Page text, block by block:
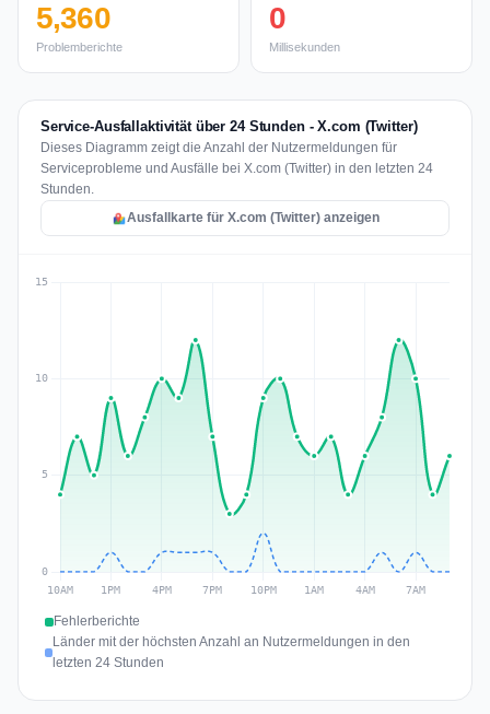
5,360
Problemberichte
0
Millisekunden
Service-Ausfallaktivität über 24 Stunden - X.com (Twitter)
Dieses Diagramm zeigt die Anzahl der Nutzermeldungen für
Serviceprobleme und Ausfälle bei X.com (Twitter) in den letzten 24
Stunden.
Ausfallkarte für X.com (Twitter) anzeigen
Fehlerberichte
Länder mit der höchsten Anzahl an Nutzermeldungen in den
letzten 24 Stunden